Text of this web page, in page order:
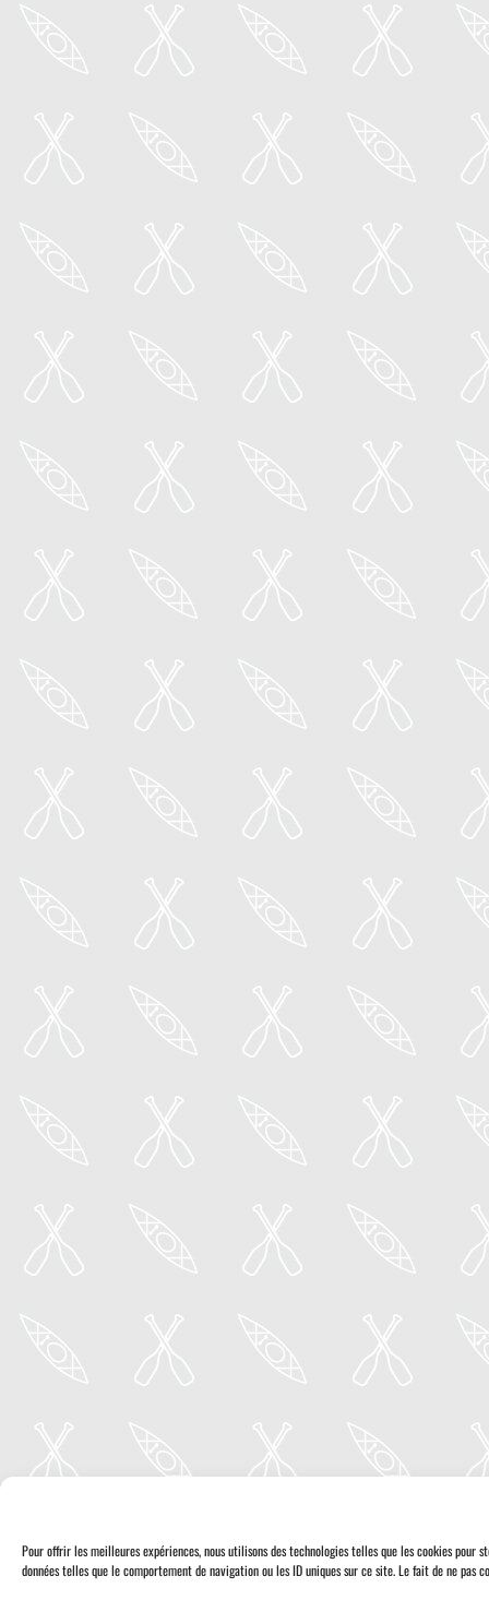
Pour offrir les meilleures expériences, nous utilisons des technologies telles que les cookies
données telles que le comportement de navigation ou les ID uniques sur ce site. Le fait de ne